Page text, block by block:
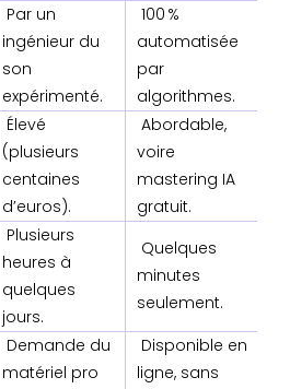
Par un
ingénieur du
son
expérimenté.
100 %
automatisée
par
algorithmes.
Élevé
(plusieurs
centaines
d’euros).
Abordable,
voire
mastering IA
gratuit.
Plusieurs
heures à
quelques
jours.
Quelques
minutes
seulement.
Demande du
matériel pro
Disponible en
ligne, sans